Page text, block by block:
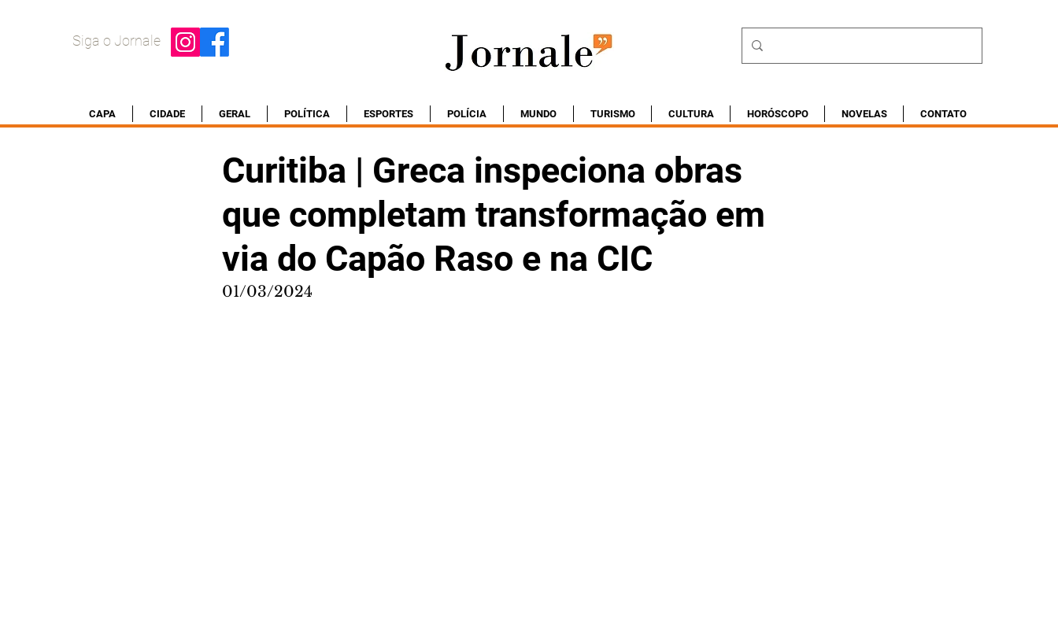
Siga o Jornale
CAPA CIDADE GERAL POLÍTICA ESPORTES POLÍCIA MUNDO TURISMO CULTURA HORÓSCOPO NOVELAS CONTATO
Curitiba | Greca inspeciona obras
que completam transformação em
via do Capão Raso e na CIC
01/03/2024